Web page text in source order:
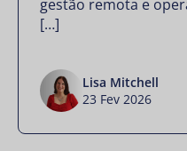
gestão remota e
[…]
Lisa Mitchell
23 Fev 2026